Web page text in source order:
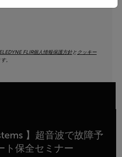
FLIR個人情報保護方針と クッキー
。
】超音波で故障予
ト保全セミナー